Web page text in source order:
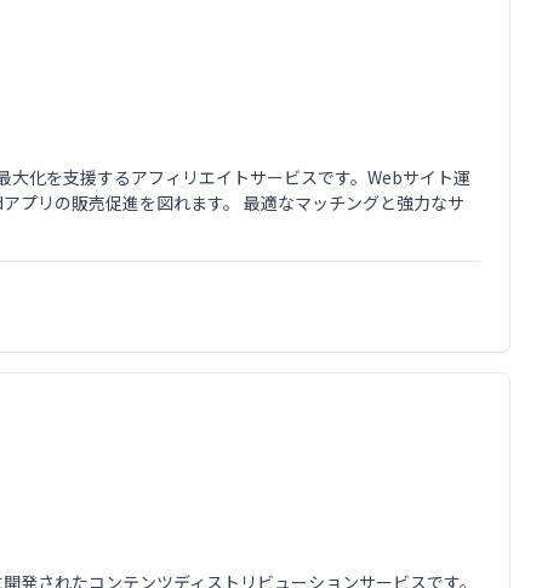
化を支援するアフィリエイトサービスです。Webサイト運
プリの販売促進を図れます。 最適なマッチングと強力なサ
されたコンテンツディストリビューションサービスです。